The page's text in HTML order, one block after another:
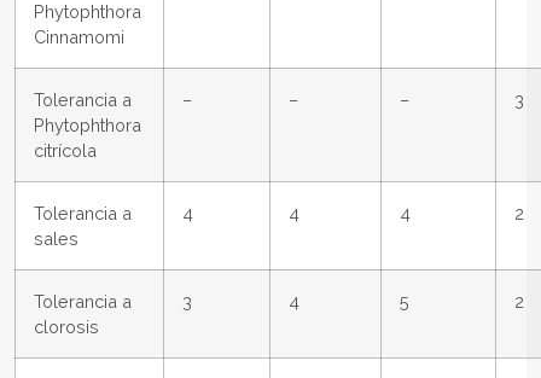
Phytophthora
Cinnamomi
Tolerancia a
Phytophthora
citrícola
– – – 3
Tolerancia a
sales
4 4 4 2
Tolerancia a
clorosis
3 4 5 2